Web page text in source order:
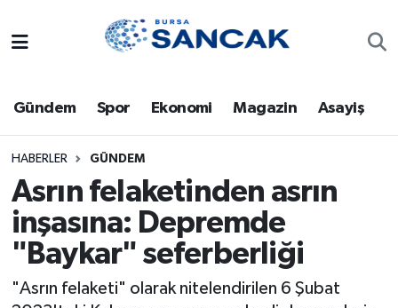
Gündem Spor Ekonomi Magazin Asayiş
HABERLER GÜNDEM
Asrın felaketinden asrın
inşasına: Depremde
"Baykar" seferberliği
"Asrın felaketi" olarak nitelendirilen 6 Şubat
Bursa
Dünya
Eğitim
Ekonomi
Genel
Trafik Durumu
Süper Lig Puan Durumu ve Fikstür
Tüm Manşetler
Son Dakika Haberleri
Haber Arşivi